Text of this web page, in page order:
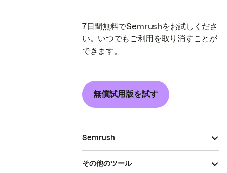
7日間無料でSemrushをお試しくださ
い。いつでもご利用を取り消すことが
できます。
無償試用版を試す
Semrush
その他のツール